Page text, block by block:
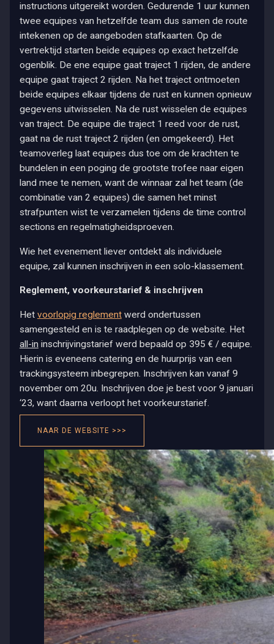
instructions uitgereikt worden. Gedurende 1 uur kunnen
twee equipes van hetzelfde team dus samen de route
intekenen op de aangeboden stafkaarten. Op de
vertrektijd starten beide equipes op exact hetzelfde
ogenblik. De ene equipe gaat traject 1 rijden, de andere
equipe gaat traject 2 rijden. Na het traject ontmoeten
beide equipes elkaar tijdens de rust en kunnen opnieuw
gegevens uitwisselen. Na de rust wisselen de equipes
van traject. De equipe die traject 1 reed voor de rust,
gaat na de rust traject 2 rijden (en omgekeerd). Het
teamoverleg laat equipes dus toe om de krachten te
bundelen in een poging de grootste trofee naar eigen
land mee te nemen, want de winnaar zal het team (de
combinatie van 2 equipes) die samen het minst
strafpunten wist te verzamelen tijdens de time control
sections en regelmatigheidsproeven.
Wie het evenement liever ontdekt als individuele
equipe, zal kunnen inschrijven in een solo-klassement.
Reglement, voorkeurstarief & inschrijven
Het voorlopig reglementwerd ondertussen
samengesteld en is te raadplegen op de website. Het
all-in inschrijvingstarief werd bepaald op 395 € / equipe.
Hierin is eveneens catering en de huurprijs van een
trackingsysteem inbegrepen. Inschrijven kan vanaf 9
november om 20u. Inschrijven doe je best voor 9 januari
‘23, want daarna verloopt het voorkeurstarief.
NAAR DE WEBSITE >>>